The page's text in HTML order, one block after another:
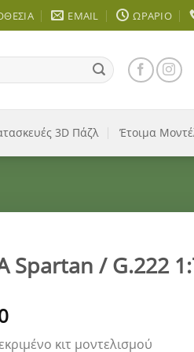
EMAIL ΩΡΆΡΙΟ
3D Πάζλ Έτοιμα
Spartan / G.222
κιτ μοντελισμού